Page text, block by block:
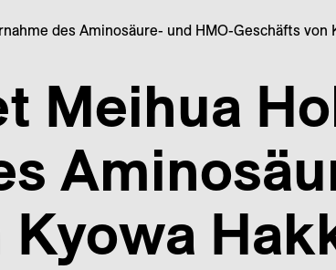
des Aminosäure- und HMO-Geschäfts von
Meihua